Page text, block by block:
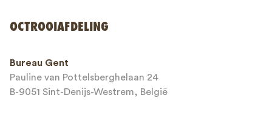
E-mailadres*
OCTROOIAFDELING
Bureau Gent
Pauline van Pottelsberghelaan 24
B-9051 Sint-Denijs-Westrem, België